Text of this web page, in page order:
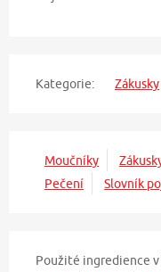
Kategorie: Zákusky
Moučníky
Pečení
Slovník
Použité ingredience